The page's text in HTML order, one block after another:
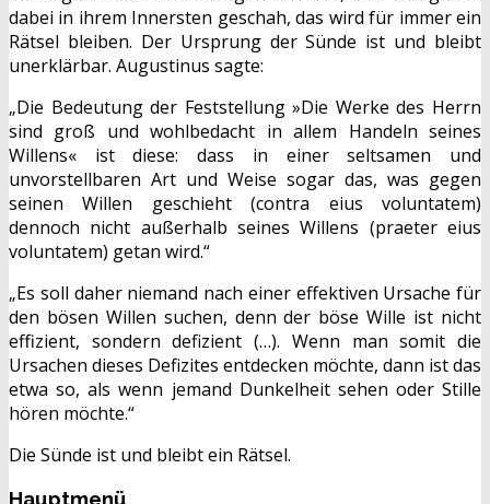
dabei in ihrem Innersten geschah, das wird für immer ein
Rätsel bleiben. Der Ursprung der Sünde ist und bleibt
unerklärbar. Augustinus sagte:
„Die Bedeutung der Feststellung »Die Werke des Herrn
sind groß und wohlbedacht in allem Handeln seines
Willens« ist diese: dass in einer seltsamen und
unvorstellbaren Art und Weise sogar das, was gegen
seinen Willen geschieht (contra eius voluntatem)
dennoch nicht außerhalb seines Willens (praeter eius
voluntatem) getan wird.“
„Es soll daher niemand nach einer effektiven Ursache für
den bösen Willen suchen, denn der böse Wille ist nicht
effizient, sondern defizient (…). Wenn man somit die
Ursachen dieses Defizites entdecken möchte, dann ist das
etwa so, als wenn jemand Dunkelheit sehen oder Stille
hören möchte.“
Die Sünde ist und bleibt ein Rätsel.
Hauptmenü